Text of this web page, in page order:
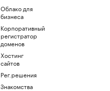
Облако для
бизнеса
Корпоративный
регистратор
доменов
Хостинг
сайтов
Рег.решения
Знакомства